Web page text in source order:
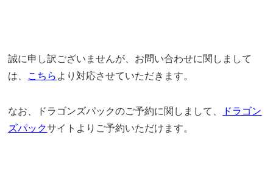
誠に申し訳ございませんが、お問い合わせに関しまして
は、 こちら より対応させていただきます。
なお、ドラゴンズパックのご予約に関しまして、
ドラゴン
ズパックサイトよりご予約いただけます。